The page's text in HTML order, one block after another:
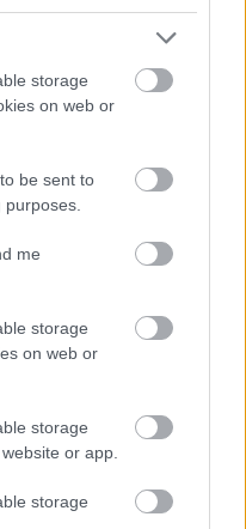
storage
on web or
be sent to
me
storage
on web or
storage
or app.
storage
és korszerű
ennek pedig
Fegyelmezés az
az elmúlt két
projekt keretében
iskoláiban, a makói
Minden